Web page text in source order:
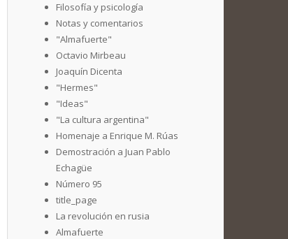
Filosofía y psicología
Notas y comentarios
"Almafuerte"
Octavio Mirbeau
Joaquín Dicenta
"Hermes"
"Ideas"
"La cultura argentina"
Homenaje a Enrique M. Rúas
Demostración a Juan Pablo
Echagüe
Número 95
title_page
La revolución en rusia
Almafuerte